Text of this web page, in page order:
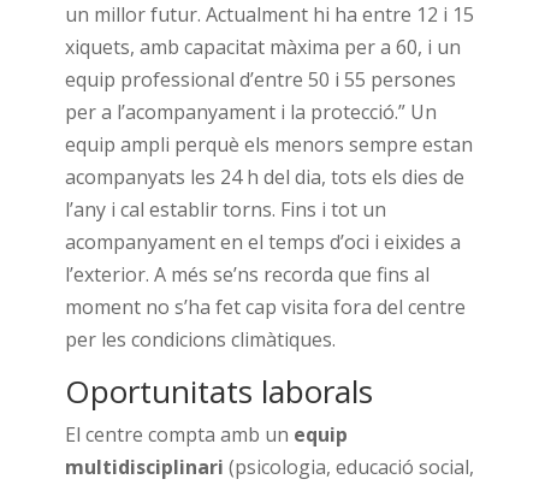
un millor futur. Actualment hi ha entre 12 i 15
xiquets, amb capacitat màxima per a 60, i un
equip professional d’entre 50 i 55 persones
per a l’acompanyament i la protecció.” Un
equip ampli perquè els menors sempre estan
acompanyats les 24 h del dia, tots els dies de
l’any i cal establir torns. Fins i tot un
acompanyament en el temps d’oci i eixides a
l’exterior. A més se’ns recorda que fins al
moment no s’ha fet cap visita fora del centre
per les condicions climàtiques.
Oportunitats laborals
El centre compta amb un equip
multidisciplinari (psicologia, educació social,